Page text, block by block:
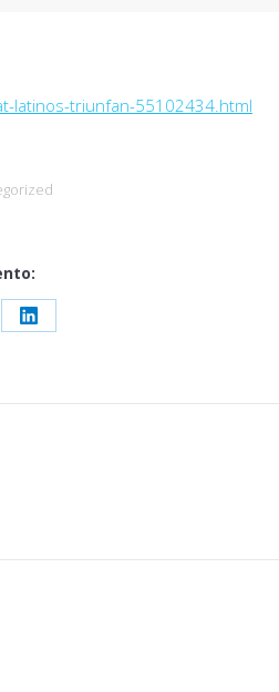
latinos-triunfan-55102434.html
Share
LinkedIn